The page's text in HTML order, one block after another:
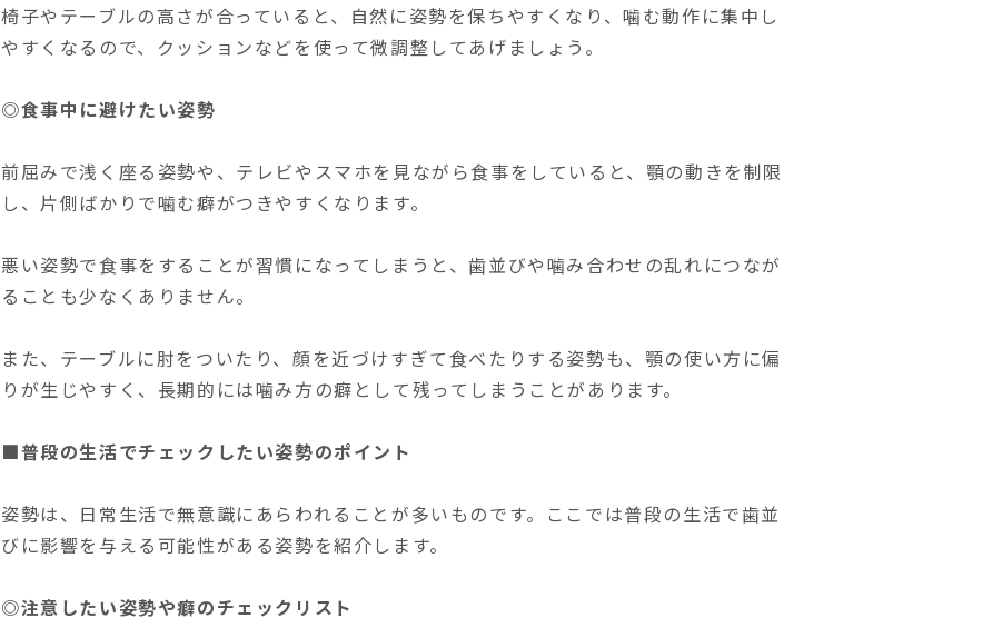
椅子やテーブルの高さが合っていると、自然に姿勢を保ちやすくなり、噛む動作に集中し
やすくなるので、クッションなどを使って微調整してあげましょう。
◎食事中に避けたい姿勢
前屈みで浅く座る姿勢や、テレビやスマホを見ながら食事をしていると、顎の動きを制限
し、片側ばかりで噛む癖がつきやすくなります。
悪い姿勢で食事をすることが習慣になってしまうと、歯並びや噛み合わせの乱れにつなが
ることも少なくありません。
また、テーブルに肘をついたり、顔を近づけすぎて食べたりする姿勢も、顎の使い方に偏
りが生じやすく、長期的には噛み方の癖として残ってしまうことがあります。
■普段の生活でチェックしたい姿勢のポイント
姿勢は、日常生活で無意識にあらわれることが多いものです。ここでは普段の生活で歯並
びに影響を与える可能性がある姿勢を紹介します。
◎注意したい姿勢や癖のチェックリスト